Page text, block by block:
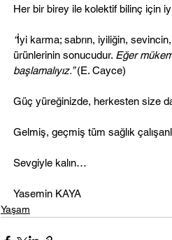
Her bir birey ile kolektif bilinç için
“İyi karma; sabrın, iyiliğin,
ürünlerinin sonucudur. Eğer
başlamalıyız.” (E. Cayce)
Güç yüreğinizde, herkesten size
Gelmiş, geçmiş tüm sağlık
Sevgiyle kalın…
Yasemin KAYA
Yaşam